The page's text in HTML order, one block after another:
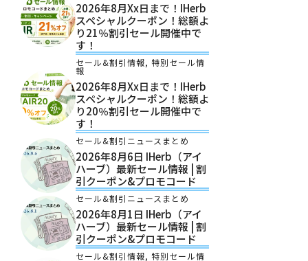
2026年8月xx日まで！iHerb
スペシャルクーポン！総額よ
り21％割引セール開催中で
す！
セール&割引情報, 特別セール情
報
2026年8月xx日まで！iHerb
スペシャルクーポン！総額よ
り20％割引セール開催中で
す！
セール&割引ニュースまとめ
2026年8月6日 IHerb（アイ
ハーブ）最新セール情報 | 割
引クーポン&プロモコード
セール&割引ニュースまとめ
2026年8月1日 IHerb（アイ
ハーブ）最新セール情報 | 割
引クーポン&プロモコード
セール&割引情報, 特別セール情